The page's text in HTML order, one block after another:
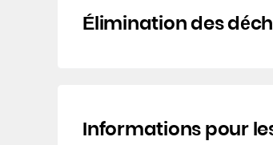
Élimination des
Informations pour